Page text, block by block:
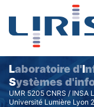
Laboratoire d'I
Systèmes
UMR 5205 CNRS / INSA
Université Lumière Lyon